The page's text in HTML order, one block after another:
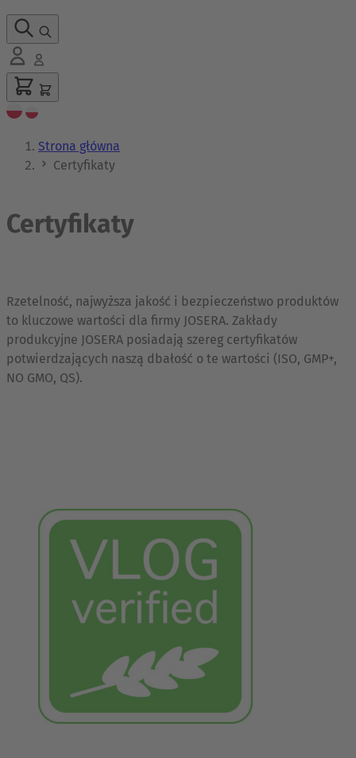
Strona główna
Certyfikaty
Certyfikaty
Rzetelność, najwyższa jakość i bezpieczeństwo produktów
to kluczowe wartości dla firmy JOSERA. Zakłady
produkcyjne JOSERA posiadają szereg certyfikatów
potwierdzających naszą dbałość o te wartości (ISO, GMP+,
NO GMO, QS).